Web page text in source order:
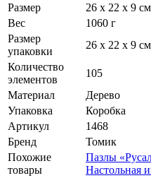
Размер
26 х 22 х 9 см
Вес
1060 г
Размер
упаковки
26 х 22 х 9 см
Количество
элементов
105
Материал
Дерево
Упаковка
Коробка
Артикул
1468
Бренд
Томик
Похожие
товары
Пазлы
Настольная